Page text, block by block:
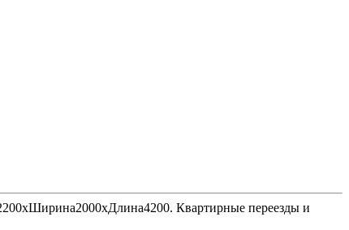
Квартирные переезды и